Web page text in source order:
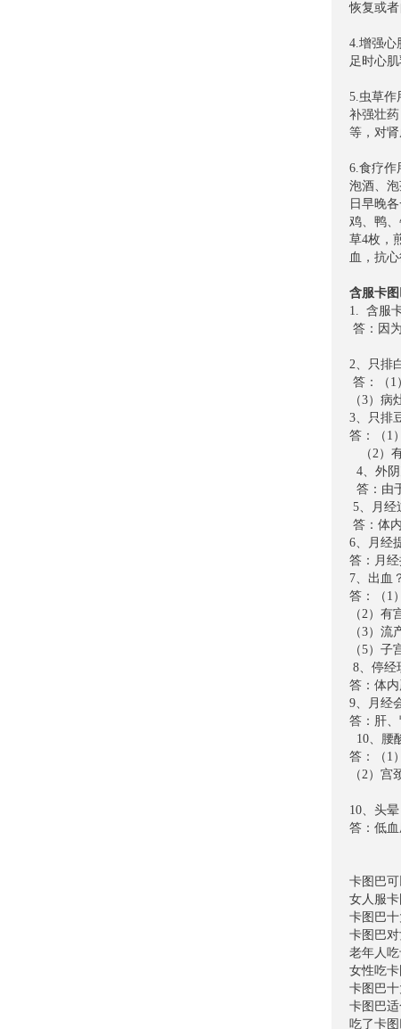
恢复或者
4.增强心
足时心
5.虫草作
补强壮
等，对
6.食疗作
泡酒、
日早晚
鸡、鸭
草4枚，
血，抗
含服卡
1. 含服
答：因
2、只
答：（1
（3）
3、只排
答：（1
（2）
4、外
答：由
5、月
答：体
6、月
答：月
7、出
答：（
（2）
（3）
（5）
8、停
答：体
9、月
答：肝
10、
答：（1
（2）
10、
答：低
卡图巴
女人服
卡图巴
卡图巴
老年人
女性吃
卡图巴
卡图巴
吃了卡